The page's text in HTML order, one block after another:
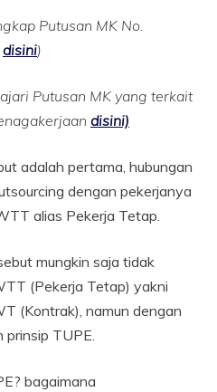
Putusan MK No.
disini)
Putusan MK yang terkait
disini)
adalah pertama, hubungan
dengan pekerjanya
alias Pekerja Tetap.
mungkin saja tidak
(Pekerja Tetap) yakni
(Kontrak), namun dengan
TUPE.
bagaimana